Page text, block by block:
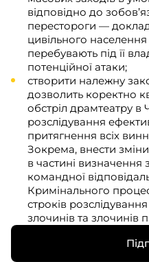
відповідно до
перестороги —
цивільного населення
перебувають під її
потенційної атаки;
створити належну
дозволить коректно
обстріл драмтеатру в
розслідування
притягнення всіх
Зокрема, внести
в частині визначення
командної
Кримінального
строків
злочинів та злочинів